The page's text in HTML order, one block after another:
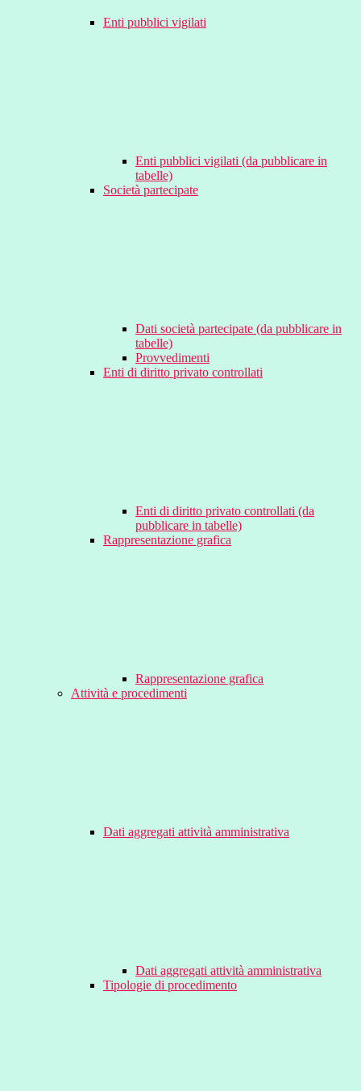
Enti pubblici vigilati
Enti pubblici vigilati (da pubblicare in
tabelle)
Società partecipate
Dati società partecipate (da pubblicare in
tabelle)
Provvedimenti
Enti di diritto privato controllati
Enti di diritto privato controllati (da
pubblicare in tabelle)
Rappresentazione grafica
Rappresentazione grafica
Attività e procedimenti
Dati aggregati attività amministrativa
Dati aggregati attività amministrativa
Tipologie di procedimento